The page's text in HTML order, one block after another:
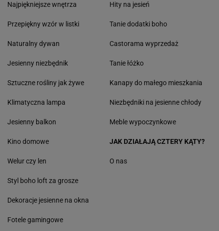
Najpiękniejsze wnętrza
Przepiękny wzór w listki
Naturalny dywan
Jesienny niezbędnik
Sztuczne rośliny jak żywe
Klimatyczna lampa
Jesienny balkon
Hity na jesień
Tanie dodatki boho
Castorama wyprzedaż
Tanie łóżko
Kanapy do małego mieszkania
Niezbędniki na jesienne chłody
Meble wypoczynkowe
Kino domowe
Welur czy len
Styl boho loft za grosze
Dekoracje jesienne na okna
Fotele gamingowe
JAK DZIAŁAJĄ CZTERY KĄTY?
O nas